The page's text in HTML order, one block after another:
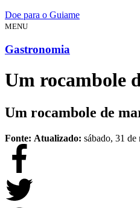
Doe para o Guiame
MENU
Gastronomia
Um rocambole
Um rocambole de
Fonte: Atualizado: sábado, 31 de